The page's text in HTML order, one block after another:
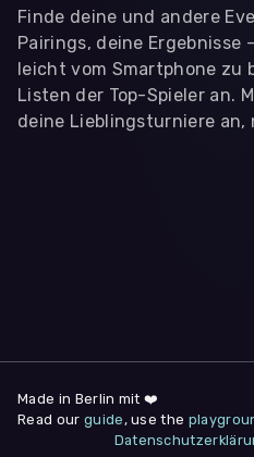
Finde deine und andere
Pairings, deine
leicht vom Smartphone zu
Listen der Top-Spieler an.
deine Lieblingsturniere
deine Zustimmung jederzeit
am Seitenende widerrufen.
Made in Berlin mit ❤️
Read our guide , use the